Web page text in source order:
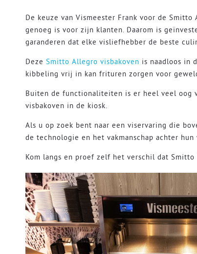
De keuze van Vismeester Frank voor de
genoeg is voor zijn klanten. Daarom is
garanderen dat elke visliefhebber de beste
Deze Smitto Allegro visbakoven is naadloos in
kibbeling vrij in kan frituren zorgen voor
Buiten de functionaliteiten is er heel veel oog
visbakoven in de kiosk.
Als u op zoek bent naar een viservaring die
de technologie en het vakmanschap achter
Kom langs en proef zelf het verschil dat